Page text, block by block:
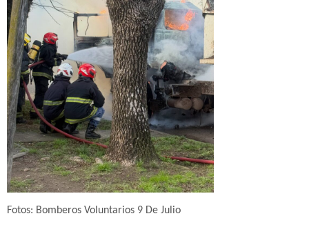
Fotos: Bomberos Voluntarios 9 De Julio